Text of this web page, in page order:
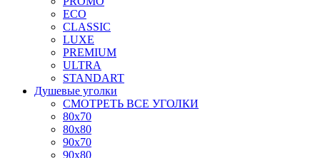
ECO
CLASSIC
LUXE
PREMIUM
ULTRA
STANDART
Душевые уголки
СМОТРЕТЬ ВСЕ УГОЛКИ
80x70
80x80
90x70
90x80